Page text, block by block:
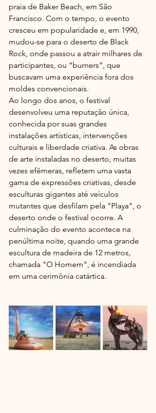
praia de Baker Beach, em São
Francisco. Com o tempo, o evento
cresceu em popularidade e, em 1990,
mudou-se para o deserto de Black
Rock, onde passou a atrair milhares de
participantes, ou “burners”, que
buscavam uma experiência fora dos
moldes convencionais.
Ao longo dos anos, o festival
desenvolveu uma reputação única,
conhecida por suas grandes
instalações artísticas, intervenções
culturais e liberdade criativa. As obras
de arte instaladas no deserto, muitas
vezes efêmeras, refletem uma vasta
gama de expressões criativas, desde
esculturas gigantes até veículos
mutantes que desfilam pela "Playa", o
deserto onde o festival ocorre. A
culminação do evento acontece na
penúltima noite, quando uma grande
escultura de madeira de 12 metros,
chamada "O Homem", é incendiada
em uma cerimônia catártica.